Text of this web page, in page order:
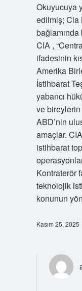
Okuyucuya
edilmiş; Cia
CIA ,
ifadesinin
Amerika
İstihbarat
yabancı
ve
ABD’nin
amaçlar.
istihbarat
Kontraterör
teknolojik
konunun
Kasım 25, 2025